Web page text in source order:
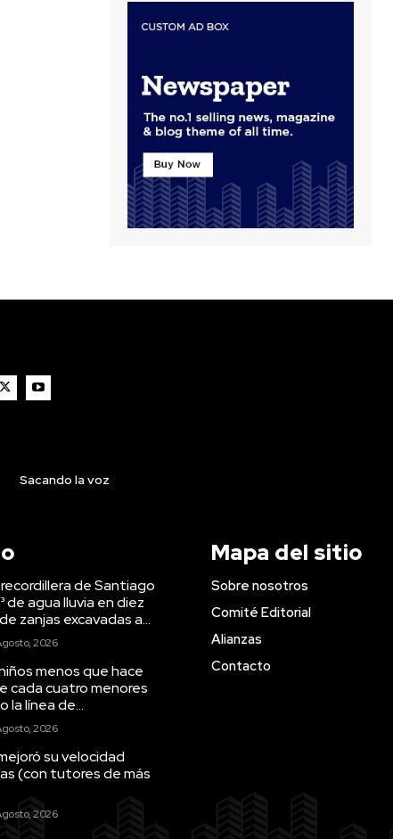
Sacando la voz
de Santiago
de agua lluvia en diez
zanjas excavadas a...
2026
menos que hace
cada cuatro menores
la línea de...
2026
su velocidad
(con tutores de más
2026
Mapa del sitio
Sobre nosotros
Comité Editorial
Alianzas
Contacto